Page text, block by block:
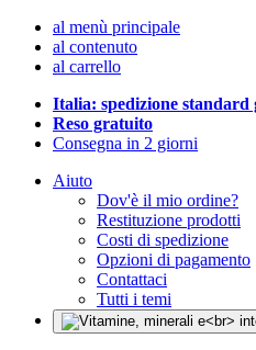
al menù principale
al contenuto
al carrello
Italia: spedizione standard
Reso gratuito
Consegna in 2 giorni
Aiuto
Dov'è il mio ordine?
Restituzione prodotti
Costi di spedizione
Opzioni di pagamento
Contattaci
Tutti i temi